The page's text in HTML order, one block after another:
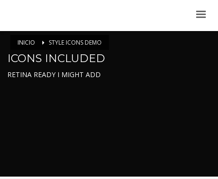
INICIO STYLE ICONS DEMO
ICONS INCLUDED
RETINA READY I MIGHT ADD